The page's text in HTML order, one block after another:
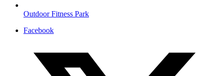
Outdoor Fitness Park
Facebook